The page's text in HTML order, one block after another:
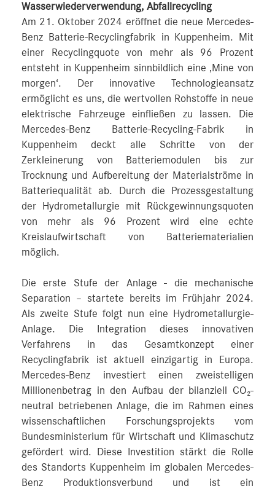
Wasserwiederverwendung, Abfallrecycling
Am 21. Oktober 2024 eröffnet die neue Mercedes-
Benz Batterie-Recyclingfabrik in Kuppenheim. Mit
einer Recyclingquote von mehr als 96 Prozent
entsteht in Kuppenheim sinnbildlich eine ‚Mine von
morgen‘. Der innovative Technologieansatz
ermöglicht es uns, die wertvollen Rohstoffe in neue
elektrische Fahrzeuge einfließen zu lassen. Die
Mercedes-Benz Batterie-Recycling-Fabrik in
Kuppenheim deckt alle Schritte von der
Zerkleinerung von Batteriemodulen bis zur
Trocknung und Aufbereitung der Materialströme in
Batteriequalität ab. Durch die Prozessgestaltung
der Hydrometallurgie mit Rückgewinnungsquoten
von mehr als 96 Prozent wird eine echte
Kreislaufwirtschaft von Batteriematerialien
möglich.
Die erste Stufe der Anlage - die mechanische
Separation – startete bereits im Frühjahr 2024.
Als zweite Stufe folgt nun eine Hydrometallurgie-
Anlage. Die Integration dieses innovativen
Verfahrens in das Gesamtkonzept einer
Recyclingfabrik ist aktuell einzigartig in Europa.
Mercedes-Benz investiert einen zweistelligen
Millionenbetrag in den Aufbau der bilanziell CO₂-
neutral betriebenen Anlage, die im Rahmen eines
wissenschaftlichen Forschungsprojekts vom
Bundesministerium für Wirtschaft und Klimaschutz
gefördert wird. Diese Investition stärkt die Rolle
des Standorts Kuppenheim im globalen Mercedes-
Benz Produktionsverbund und ist ein